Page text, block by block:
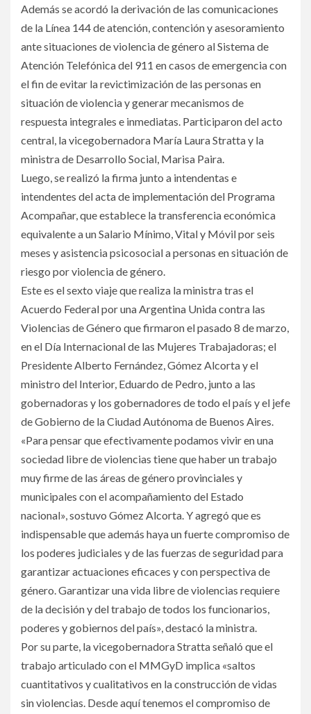
Además se acordó la derivación de las comunicaciones
de la Línea 144 de atención, contención y asesoramiento
ante situaciones de violencia de género al Sistema de
Atención Telefónica del 911 en casos de emergencia con
el fin de evitar la revictimización de las personas en
situación de violencia y generar mecanismos de
respuesta integrales e inmediatas. Participaron del acto
central, la vicegobernadora María Laura Stratta y la
ministra de Desarrollo Social, Marisa Paira.
Luego, se realizó la firma junto a intendentas e
intendentes del acta de implementación del Programa
Acompañar, que establece la transferencia económica
equivalente a un Salario Mínimo, Vital y Móvil por seis
meses y asistencia psicosocial a personas en situación de
riesgo por violencia de género.
Este es el sexto viaje que realiza la ministra tras el
Acuerdo Federal por una Argentina Unida contra las
Violencias de Género que firmaron el pasado 8 de marzo,
en el Día Internacional de las Mujeres Trabajadoras; el
Presidente Alberto Fernández, Gómez Alcorta y el
ministro del Interior, Eduardo de Pedro, junto a las
gobernadoras y los gobernadores de todo el país y el jefe
de Gobierno de la Ciudad Autónoma de Buenos Aires.
«Para pensar que efectivamente podamos vivir en una
sociedad libre de violencias tiene que haber un trabajo
muy firme de las áreas de género provinciales y
municipales con el acompañamiento del Estado
nacional», sostuvo Gómez Alcorta. Y agregó que es
indispensable que además haya un fuerte compromiso de
los poderes judiciales y de las fuerzas de seguridad para
garantizar actuaciones eficaces y con perspectiva de
género. Garantizar una vida libre de violencias requiere
de la decisión y del trabajo de todos los funcionarios,
poderes y gobiernos del país», destacó la ministra.
Por su parte, la vicegobernadora Stratta señaló que el
trabajo articulado con el MMGyD implica «saltos
cuantitativos y cualitativos en la construcción de vidas
sin violencias. Desde aquí tenemos el compromiso de